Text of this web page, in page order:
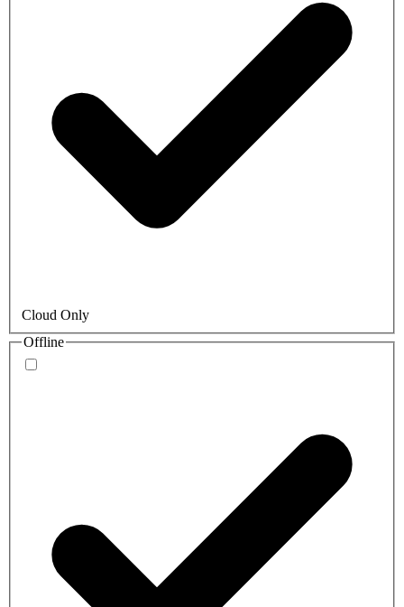
Cloud Only
Offline